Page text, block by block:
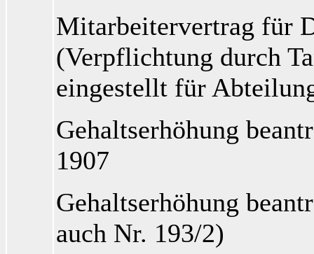
Mitarbeitervertrag für
(Verpflichtung durch
eingestellt für
Gehaltserhöhung
1907
Gehaltserhöhung
auch Nr. 193/2)